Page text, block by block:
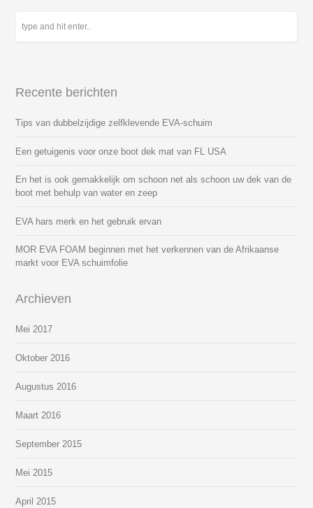
Recente berichten
Tips van dubbelzijdige zelfklevende EVA-schuim
Een getuigenis voor onze boot dek mat van FL USA
En het is ook gemakkelijk om schoon net als schoon uw dek van de
boot met behulp van water en zeep
EVA hars merk en het gebruik ervan
MOR EVA FOAM beginnen met het verkennen van de Afrikaanse
markt voor EVA schuimfolie
Archieven
Mei 2017
Oktober 2016
Augustus 2016
Maart 2016
September 2015
Mei 2015
April 2015